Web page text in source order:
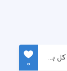
دانلود آهنگ بیمار از بی کلام سجاد کل بیاتی
0